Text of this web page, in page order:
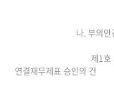
외부감사
나. 부의안
제1호 의안 : 제14
연결재무제표 승인의 건